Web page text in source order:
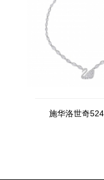
施华洛世奇